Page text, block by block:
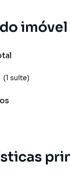
imóvel
(1 suíte)